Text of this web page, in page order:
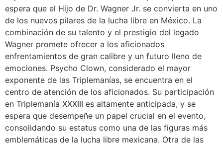
espera que el Hijo de Dr. Wagner Jr. se convierta en uno
de los nuevos pilares de la lucha libre en México. La
combinación de su talento y el prestigio del legado
Wagner promete ofrecer a los aficionados
enfrentamientos de gran calibre y un futuro lleno de
emociones. Psycho Clown, considerado el mayor
exponente de las Triplemanías, se encuentra en el
centro de atención de los aficionados. Su participación
en Triplemanía XXXIII es altamente anticipada, y se
espera que desempeñe un papel crucial en el evento,
consolidando su estatus como una de las figuras más
emblemáticas de la lucha libre mexicana. Otra de las